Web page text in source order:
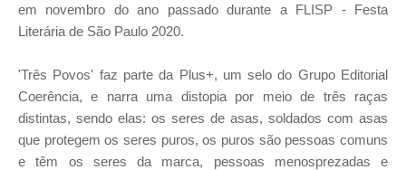
em novembro do ano passado durante a FLISP - Festa
Literária de São Paulo 2020.
'Três Povos' faz parte da Plus+, um selo do Grupo Editorial
Coerência, e narra uma distopia por meio de três raças
distintas, sendo elas: os seres de asas, soldados com asas
que protegem os seres puros, os puros são pessoas comuns
e têm os seres da marca, pessoas menosprezadas e